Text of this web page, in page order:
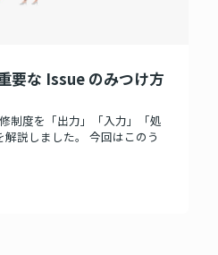
要な Issue のみつけ方
制度を「出力」「入力」「処
説しました。 今回はこのう